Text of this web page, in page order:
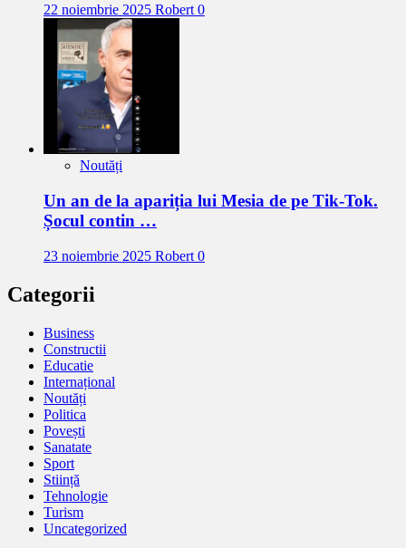
22 noiembrie 2025 Robert 0
Noutăți
Un an de la apariția lui Mesia de pe Tik-Tok.
Șocul contin …
23 noiembrie 2025 Robert 0
Categorii
Business
Constructii
Educatie
Internațional
Noutăți
Politica
Povești
Sanatate
Sport
Stiință
Tehnologie
Turism
Uncategorized